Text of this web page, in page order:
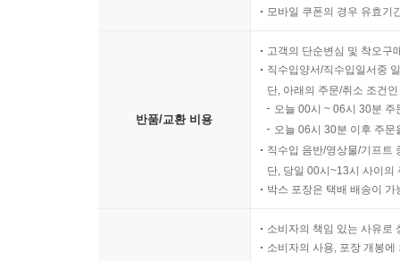
모바일 쿠폰의 경우 유효기
반품/교환 비용
고객의 단순변심 및 착오구
직수입양서/직수입일서중
단, 아래의 주문/취소 조건
오늘 00시 ~ 06시 30분
오늘 06시 30분 이후 주
직수입 음반/영상물/기프트
단, 당일 00시~13시 사이의
박스 포장은 택배 배송이
소비자의 책임 있는 사유로
소비자의 사용, 포장 개봉